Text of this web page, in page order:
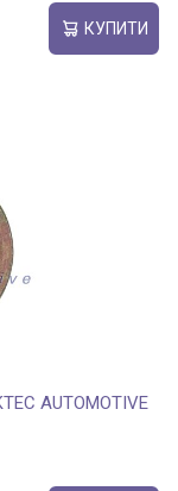
КУПИТИ
AUTOMOTIVE